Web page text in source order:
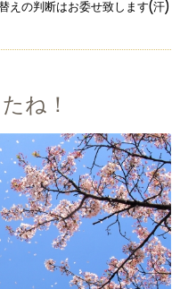
えの判断はお委せ致します(汗)
ね！